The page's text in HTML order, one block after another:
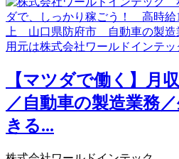
【マツダで働く】月
／自動車の製造業務
きる...